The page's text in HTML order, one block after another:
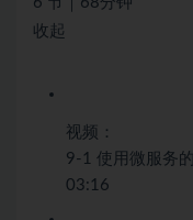
收起
视频：
9-1 使用微服务
03:16